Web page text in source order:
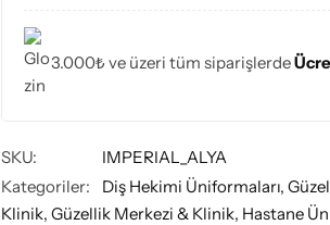
3.000₺ ve üzeri tüm siparişlerde
SKU:
IMPERIAL_ALYA
Kategoriler:
Diş Hekimi Üniformaları,
Klinik, Güzellik Merkezi & Klinik, Hastane